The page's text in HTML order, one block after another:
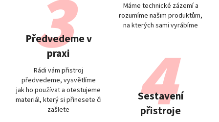
Máme technické zázemí a
rozumíme našim produktům,
na kterých sami vyrábíme
Předvedeme v
praxi
Rádi vám přistroj
předvedeme, vysvětlíme
jak ho používat a otestujeme
materiál, který si přinesete či
zašlete
Sestavení
přistroje